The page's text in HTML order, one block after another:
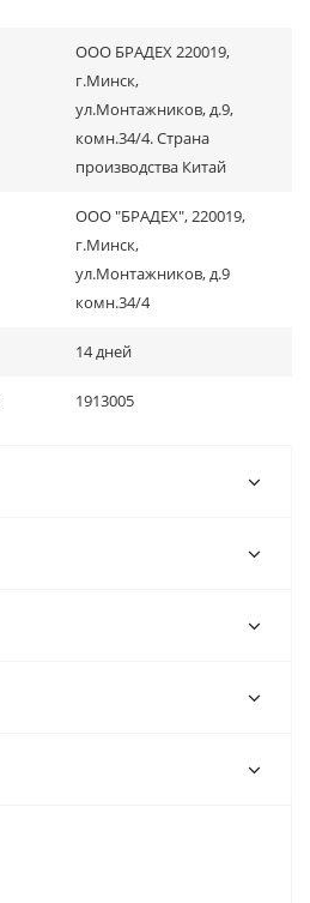
ООО БРАДЕХ 220019,
г.Минск,
ул.Монтажников, д.9,
комн.34/4. Страна
производства Китай
ООО "БРАДЕХ", 220019,
г.Минск,
ул.Монтажников, д.9
комн.34/4
14 дней
1913005